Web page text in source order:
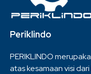
Periklindo
PERIKLINDO
atas kesamaan visi